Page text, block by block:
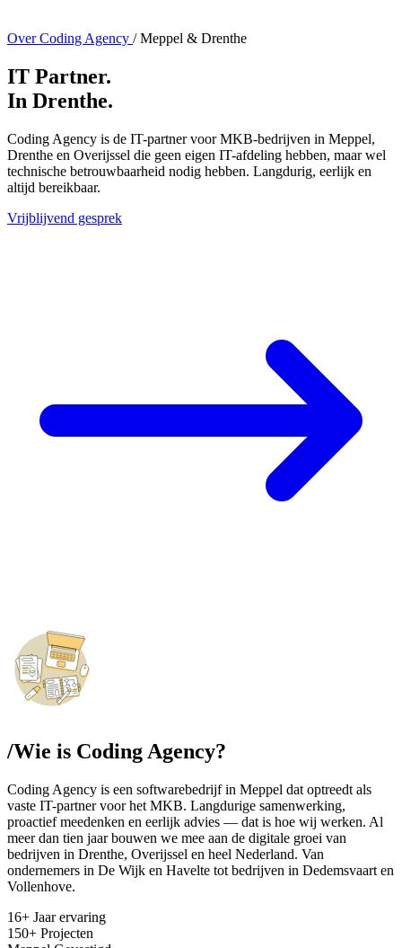
Over Coding Agency / Meppel & Drenthe
IT Partner.
In Drenthe.
Coding Agency is de IT-partner voor MKB-bedrijven in Meppel,
Drenthe en Overijssel die geen eigen IT-afdeling hebben, maar wel
technische betrouwbaarheid nodig hebben. Langdurig, eerlijk en
altijd bereikbaar.
Vrijblijvend gesprek
/Wie is Coding Agency?
Coding Agency is een softwarebedrijf in Meppel dat optreedt als
vaste IT-partner voor het MKB. Langdurige samenwerking,
proactief meedenken en eerlijk advies — dat is hoe wij werken. Al
meer dan tien jaar bouwen we mee aan de digitale groei van
bedrijven in Drenthe, Overijssel en heel Nederland. Van
ondernemers in De Wijk en Havelte tot bedrijven in Dedemsvaart en
Vollenhove.
16+ Jaar ervaring
150+ Projecten